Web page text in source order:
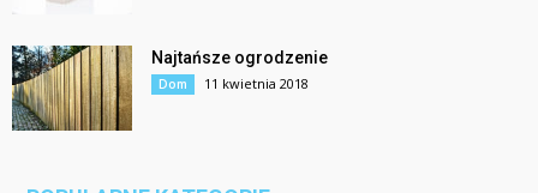
Najtańsze ogrodzenie
Dom 11 kwietnia 2018